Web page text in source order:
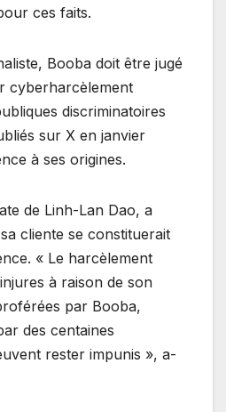
ces faits.
Booba doit être jugé
cyberharcèlement
discriminatoires
sur X en janvier
à ses origines.
de Linh-Lan Dao, a
cliente se constituerait
« Le harcèlement
à raison de son
par Booba,
des centaines
rester impunis », a-